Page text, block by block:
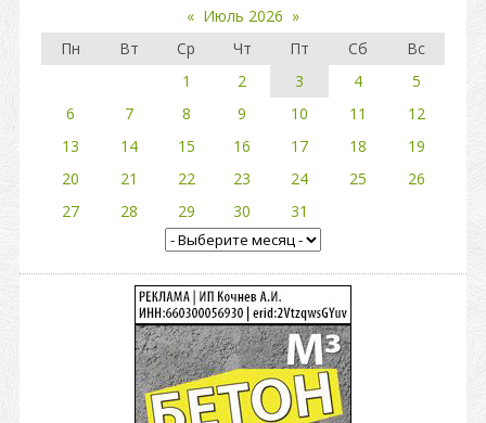
« Июль 2026 »
Пн
Вт Ср Чт Пт Сб
Вс
1
2 3 4
5
6
7 8 9 10 11
12
13
14 15 16 17 18
19
20
21 22 23 24 25
26
27
28 29 30 31